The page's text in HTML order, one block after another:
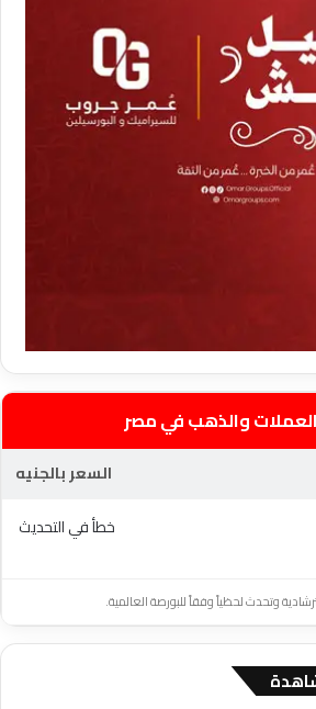
والذهب في مصر
السعر بالجنيه
خطأ في التحديث
وتحدث لحظياً وفقاً للبورصة العالمية.